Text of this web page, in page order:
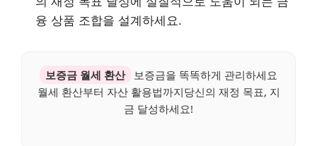
융 상품 조합을 설계하세요.
보증금 월세 환산
보증금을 똑똑하게 관리하세요
월세 환산부터 자산 활용법까지당신의 재정 목표, 지
금 달성하세요!